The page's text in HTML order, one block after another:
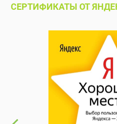
СЕРТИФИКАТЫ ОТ